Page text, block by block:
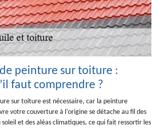
peinture sur toiture :
faut comprendre ?
sur toiture est nécessaire, car la peinture
votre couverture à l’origine se détache au fil des
soleil et des aléas climatiques, ce qui fait ressortir les